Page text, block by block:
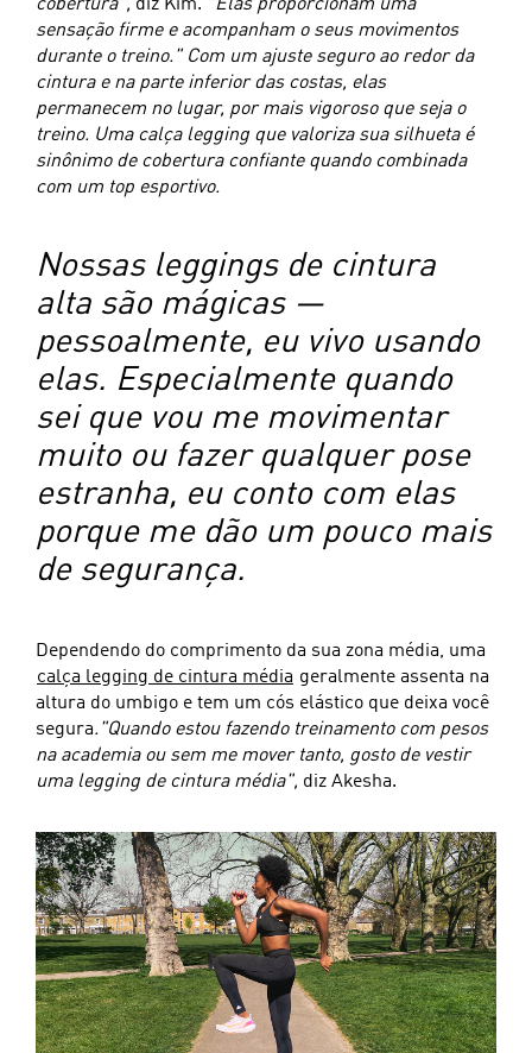
cobertura", diz Kim. "Elas proporcionam uma
sensação firme e acompanham o seus movimentos
durante o treino." Com um ajuste seguro ao redor da
cintura e na parte inferior das costas, elas
permanecem no lugar, por mais vigoroso que seja o
treino. Uma calça legging que valoriza sua silhueta é
sinônimo de cobertura confiante quando combinada
com um top esportivo.
Nossas leggings de cintura
alta são mágicas —
pessoalmente, eu vivo usando
elas. Especialmente quando
sei que vou me movimentar
muito ou fazer qualquer pose
estranha, eu conto com elas
porque me dão um pouco mais
de segurança.
Dependendo do comprimento da sua zona média, uma
calça legging de cintura média geralmente assenta na
altura do umbigo e tem um cós elástico que deixa você
segura."Quando estou fazendo treinamento com pesos
na academia ou sem me mover tanto, gosto de vestir
uma legging de cintura média", diz Akesha.